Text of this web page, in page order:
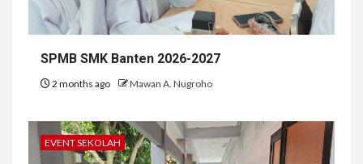
SPMB SMK Banten 2026-2027
2 months ago Mawan A. Nugroho
EVENT SEKOLAH